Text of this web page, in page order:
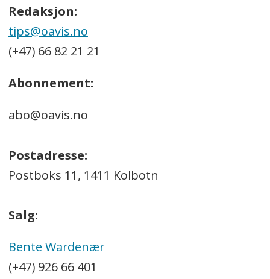
Redaksjon:
tips@oavis.no
(+47) 66 82 21 21
Abonnement:
abo@oavis.no
Postadresse:
Postboks 11, 1411 Kolbotn
Salg:
Bente Wardenær
(+47) 926 66 401